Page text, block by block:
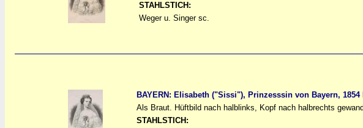
STAHLSTICH:
Weger u. Singer sc.
BAYERN: Elisabeth ("Sissi"), Prinzesssin von Bayern,
Als Braut. Hüftbild nach halblinks, Kopf nach halbrechts
STAHLSTICH: